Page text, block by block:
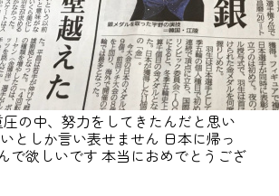
の中、努力をしてきたんだと思い
としか言い表せません 日本に帰っ
で欲しいです 本当におめでとうござ